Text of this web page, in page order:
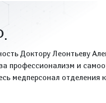
Доктору Леонтьеву
профессионализм и
медперсонал отделения